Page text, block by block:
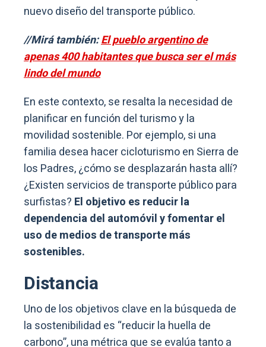
nuevo diseño del transporte público.
//Mirá también:El pueblo argentino de
apenas 400 habitantes que busca ser el más
lindo del mundo
En este contexto, se resalta la necesidad de
planificar en función del turismo y la
movilidad sostenible. Por ejemplo, si una
familia desea hacer cicloturismo en Sierra de
los Padres, ¿cómo se desplazarán hasta allí?
¿Existen servicios de transporte público para
surfistas? El objetivo es reducir la
dependencia del automóvil y fomentar el
uso de medios de transporte más
sostenibles.
Distancia
Uno de los objetivos clave en la búsqueda de
la sostenibilidad es “reducir la huella de
carbono”, una métrica que se evalúa tanto a